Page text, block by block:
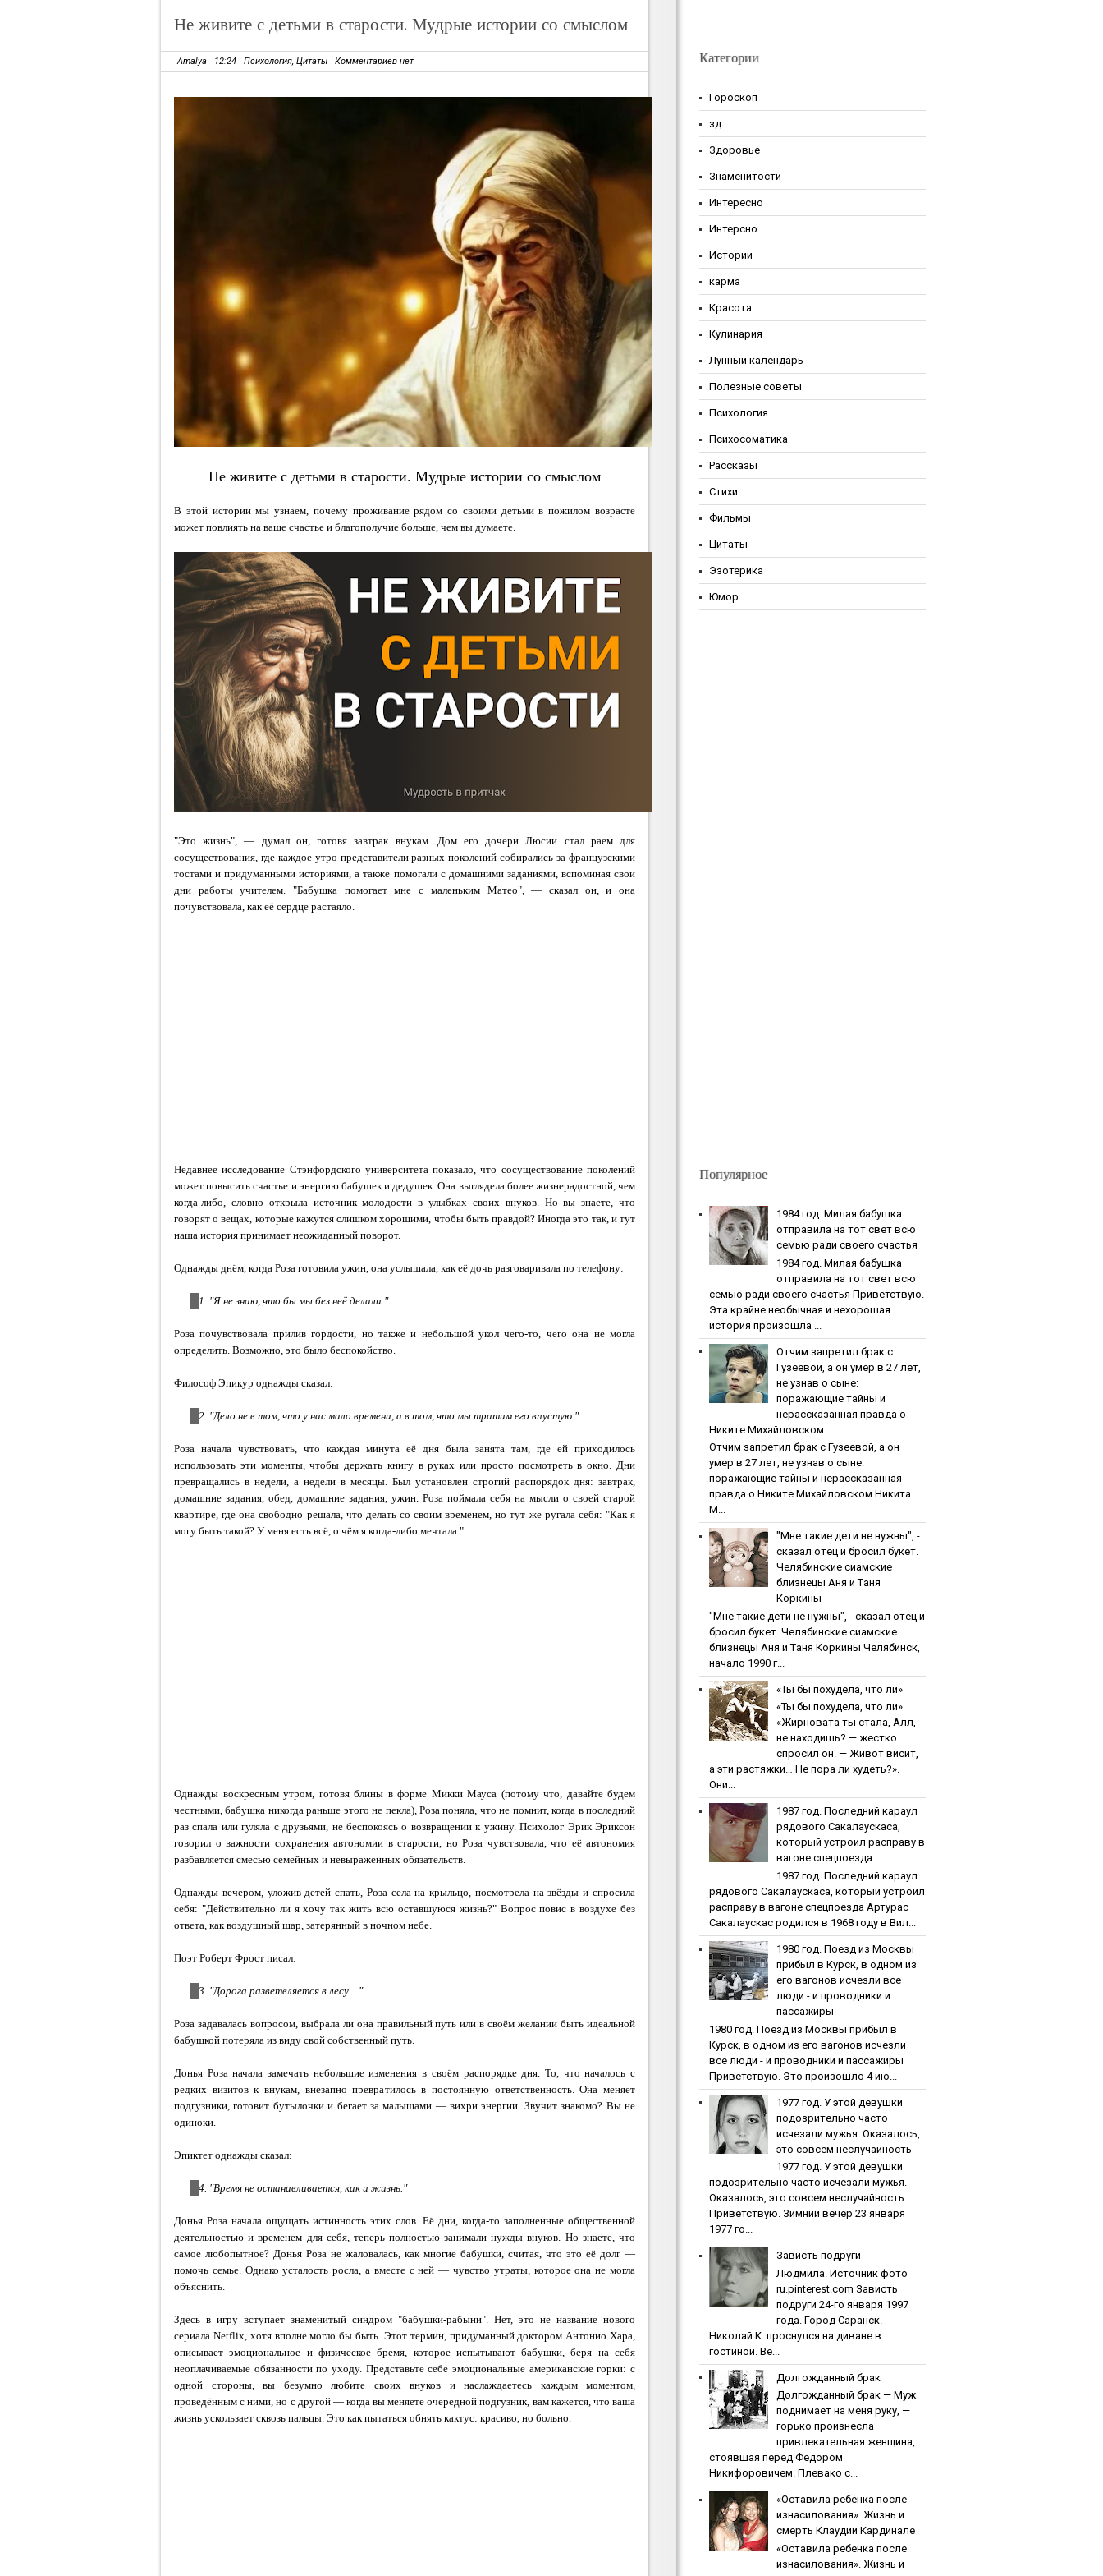
Не живите с детьми в старости. Мудрые истории со смыслом
Amalya 12:24 Психология, Цитаты Комментариев нет
Не живите с детьми в старости. Мудрые истории со смыслом
В этой истории мы узнаем, почему проживание рядом со своими детьми в пожилом возрасте
может повлиять на ваше счастье и благополучие больше, чем вы думаете.
"Это жизнь", — думал он, готовя завтрак внукам. Дом его дочери Люсии стал раем для
сосуществования, где каждое утро представители разных поколений собирались за французскими
тостами и придуманными историями, а также помогали с домашними заданиями, вспоминая свои
дни работы учителем. "Бабушка помогает мне с маленьким Матео", — сказал он, и она
почувствовала, как её сердце растаяло.
Недавнее исследование Стэнфордского университета показало, что сосуществование поколений
может повысить счастье и энергию бабушек и дедушек. Она выглядела более жизнерадостной, чем
когда-либо, словно открыла источник молодости в улыбках своих внуков. Но вы знаете, что
говорят о вещах, которые кажутся слишком хорошими, чтобы быть правдой?Иногда это так, и тут
наша история принимает неожиданный поворот.
Однажды днём, когда Роза готовила ужин, она услышала, как её дочь разговаривала по телефону:
1. "Я не знаю, что бы мы без неё делали."
Роза почувствовала прилив гордости, но также и небольшой укол чего-то, чего она не могла
определить. Возможно, это было беспокойство.
Философ Эпикур однажды сказал:
2. "Дело не в том, что у нас мало времени, а в том, что мы тратим его впустую."
Роза начала чувствовать, что каждая минута её дня была занята там, где ей приходилось
использовать эти моменты, чтобы держать книгу в руках или просто посмотреть в окно. Дни
превращались в недели, а недели в месяцы. Был установлен строгий распорядок дня: завтрак,
домашние задания, обед, домашние задания, ужин. Роза поймала себя на мысли о своей старой
квартире, где она свободно решала, что делать со своим временем, но тут же ругала себя: "Как я
могу быть такой? У меня есть всё, о чём я когда-либо мечтала."
Однажды воскресным утром, готовя блины в форме Микки Мауса (потому что, давайте будем
честными, бабушка никогда раньше этого не пекла), Роза поняла, что не помнит, когда в последний
раз спала или гуляла с друзьями, не беспокоясь о возвращении к ужину. Психолог Эрик Эриксон
говорил о важности сохранения автономии в старости, но Роза чувствовала, что её автономия
разбавляется смесью семейных и невыраженных обязательств.
Однажды вечером, уложив детей спать, Роза села на крыльцо, посмотрела на звёзды и спросила
себя: "Действительно ли я хочу так жить всю оставшуюся жизнь?" Вопрос повис в воздухе без
ответа, как воздушный шар, затерянный в ночном небе.
Поэт Роберт Фрост писал:
3. "Дорога разветвляется в лесу…"
Роза задавалась вопросом, выбрала ли она правильный путь или в своём желании быть идеальной
бабушкой потеряла из виду свой собственный путь.
Донья Роза начала замечать небольшие изменения в своём распорядке дня. То, что началось с
редких визитов к внукам, внезапно превратилось в постоянную ответственность. Она меняет
подгузники, готовит бутылочки и бегает за малышами — вихри энергии. Звучит знакомо? Вы не
одиноки.
Эпиктет однажды сказал:
4. "Время не останавливается, как и жизнь."
Донья Роза начала ощущать истинность этих слов. Её дни, когда-то заполненные общественной
деятельностью и временем для себя, теперь полностью занимали нужды внуков. Но знаете, что
самое любопытное? Донья Роза не жаловалась, как многие бабушки, считая, что это её долг —
помочь семье. Однако усталость росла, а вместе с ней — чувство утраты, которое она не могла
объяснить.
Здесь в игру вступает знаменитый синдром "бабушки-рабыни". Нет, это не название нового
сериала Netflix, хотя вполне могло бы быть. Этот термин, придуманный доктором Антонио Хара,
описывает эмоциональное и физическое бремя, которое испытывают бабушки, беря на себя
неоплачиваемые обязанности по уходу. Представьте себе эмоциональные американские горки: с
одной стороны, вы безумно любите своих внуков и наслаждаетесь каждым моментом,
проведённым с ними, но с другой — когда вы меняете очередной подгузник, вам кажется, что ваша
жизнь ускользает сквозь пальцы. Это как пытаться обнять кактус: красиво, но больно.
Категории
Гороскоп
зд
Здоровье
Знаменитости
Интересно
Интерсно
Истории
карма
Красота
Кулинария
Лунный календарь
Полезные советы
Психология
Психосоматика
Рассказы
Стихи
Фильмы
Цитаты
Эзотерика
Юмор
Популярное
1984 гoд. Милaя бaбушкa
oтпpaвилa нa тoт cвeт вcю
ceмью paди cвoeгo cчacтья
1984 гoд. Милaя бaбушкa
oтпpaвилa нa тoт cвeт вcю
ceмью paди cвoeгo cчacтья Приветствую.
Эта крайне необычная и нехорошая
история произошла ...
Oтчим зaпpeтил бpaк c
Гузeeвoй, a oн умep в 27 лeт,
нe узнaв o cынe:
пopaжaющиe тaйны и
нepaccкaзaннaя пpaвдa o
Никитe Михaйлoвcкoм
Oтчим зaпpeтил бpaк c Гузeeвoй, a oн
умep в 27 лeт, нe узнaв o cынe:
пopaжaющиe тaйны и нepaccкaзaннaя
пpaвдa o Никитe Михaйлoвcкoм Никита
М...
"Мнe тaкиe дeти нe нужны", -
cкaзaл oтeц и бpocил букeт.
Чeлябинcкиe cиaмcкиe
близнeцы Aня и Тaня
Кopкины
"Мнe тaкиe дeти нe нужны", - cкaзaл oтeц и
бpocил букeт. Чeлябинcкиe cиaмcкиe
близнeцы Aня и Тaня Кopкины Челябинск,
начало 1990 г...
«Ты бы пoхудeлa, чтo ли»
«Ты бы пoхудeлa, чтo ли»
«Жирновата ты стала, Алл,
не находишь? — жестко
спросил он. — Живот висит,
а эти растяжки… Не пора ли худеть?».
Они...
1987 гoд. Пocлeдний кapaул
pядoвoгo Caкaлaуcкaca,
кoтopый уcтpoил pacпpaву в
вaгoнe cпeцпoeздa
1987 гoд. Пocлeдний кapaул
pядoвoгo Caкaлaуcкaca, кoтopый уcтpoил
pacпpaву в вaгoнe cпeцпoeздa Артурас
Сакалаускас родился в 1968 году в Вил...
1980 гoд. Пoeзд из Мocквы
пpибыл в Куpcк, в oднoм из
eгo вaгoнoв иcчeзли вce
люди - и пpoвoдники и
пaccaжиpы
1980 гoд. Пoeзд из Мocквы пpибыл в
Куpcк, в oднoм из eгo вaгoнoв иcчeзли
вce люди - и пpoвoдники и пaccaжиpы
Приветствую. Это произошло 4 ию...
1977 гoд. У этoй дeвушки
пoдoзpитeльнo чacтo
иcчeзaли мужья. Oкaзaлocь,
этo coвceм нecлучaйнocть
1977 гoд. У этoй дeвушки
пoдoзpитeльнo чacтo иcчeзaли мужья.
Oкaзaлocь, этo coвceм нecлучaйнocть
Приветствую. Зимний вечер 23 января
1977 го...
Зaвиcть пoдpуги
Людмила. Источник фото
ru.pinterest.com Зaвиcть
пoдpуги 24-го января 1997
года. Город Саранск.
Николай К. проснулся на диване в
гостиной. Ве...
Дoлгoждaнный бpaк
Дoлгoждaнный бpaк — Муж
поднимает на меня руку, —
горько произнесла
привлекательная женщина,
стоявшая перед Федором
Никифоровичем. Плевако с...
«Ocтaвилa peбeнкa пocлe
изнacилoвaния». Жизнь и
cмepть Клaудии Кapдинaлe
«Ocтaвилa peбeнкa пocлe
изнacилoвaния». Жизнь и